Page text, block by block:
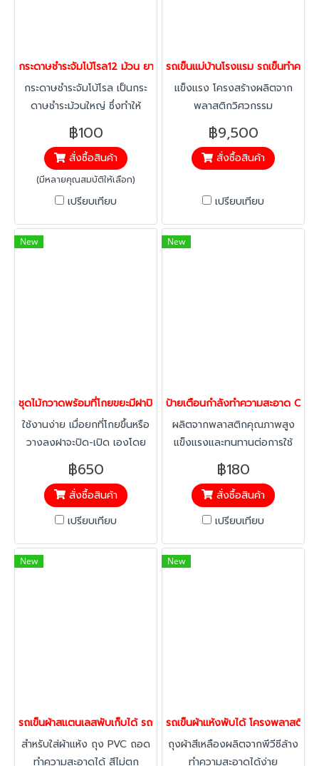
กระดาษชำระจัมโบ้โรล12 ม้วน ยาว300เมตรต่อ1ม้วน กระดาษทิชชู่2ชั้
กระดาษชำระจัมโบ้โรล เป็นกระ
ดาษชำระม้วนใหญ่ ซึ่งทำให้
ประหยัดการใช้งาน สามารถใช้
งานได้ยาวนาน
฿100
สั่งซื้อสินค้า
(มีหลายคุณสมบัติให้เลือก)
เปรียบเทียบ
รถเข็นแม่บ้านโรงแรม รถเข็นทำคว
แข็งแรง โครงสร้างผลิตจาก
พลาสติกวิศวกรรม
฿9,500
สั่งซื้อสินค้า
เปรียบเทียบ
New
ชุดไม้กวาดพร้อมที่โกยขยะมีฝาปิด เปิดอัตโนมัติ HORECAT
ใช้งานง่าย เมื่อยกที่โกยขึ้นหรือ
วางลงฝาจะปิด-เปิด เองโดย
อัตโนมัติ
฿650
สั่งซื้อสินค้า
เปรียบเทียบ
New
ป้ายเตือนกำลังทำความสะอาด
ผลิตจากพลาสติกคุณภาพสูง
แข็งแรงและทนทานต่อการใช้
งาน
฿180
สั่งซื้อสินค้า
เปรียบเทียบ
New
รถเข็นผ้าสแตนเลสพับเก็บได้ รถเข็นผ้าอเนกประสงค์ HORECAT
สำหรับใส่ผ้าแห้ง ถุง PVC ถอด
ทำความสะอาดได้ สีไม่ตก
New
รถเข็นผ้าแห้งพับได้ โครงพลาสติกอ
ถุงผ้าสีเหลืองผลิตจากพีวีซีล้าง
ทำความสะอาดได้ง่าย